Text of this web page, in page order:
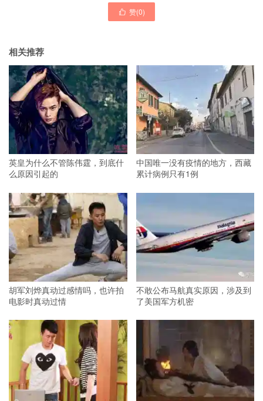
 赞(0)
相关推荐
英皇为什么不管陈伟霆，到底什
么原因引起的
中国唯一没有疫情的地方，西藏
累计病例只有1例
胡军刘烨真动过感情吗，也许拍
电影时真动过情
不敢公布马航真实原因，涉及到
了美国军方机密